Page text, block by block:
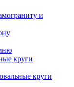
и
круги
круги